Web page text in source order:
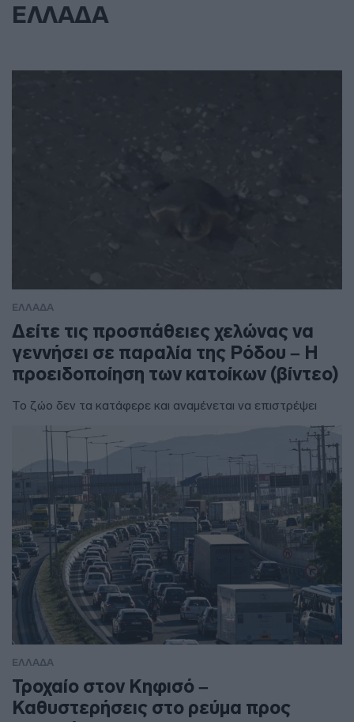
ΕΛΛΑΔΑ
ΕΛΛΑΔΑ
Δείτε τις προσπάθειες χελώνας να
γεννήσει σε παραλία της Ρόδου – Η
προειδοποίηση των κατοίκων (βίντεο)
Το ζώο δεν τα κατάφερε και αναμένεται να επιστρέψει
ΕΛΛΑΔΑ
Τροχαίο στον Κηφισό –
Καθυστερήσεις στο ρεύμα προς